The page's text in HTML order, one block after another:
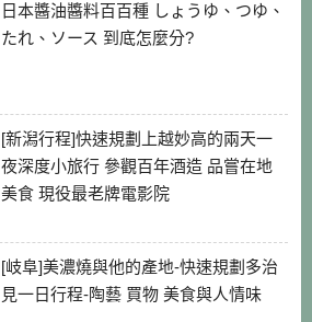
日本醬油醬料百百種 しょうゆ、つゆ、
たれ、ソース 到底怎麼分?
[新潟行程]快速規劃上越妙高的兩天一
夜深度小旅行 參觀百年酒造 品嘗在地
美食 現役最老牌電影院
[岐阜]美濃燒與他的產地-快速規劃多治
見一日行程-陶藝 買物 美食與人情味